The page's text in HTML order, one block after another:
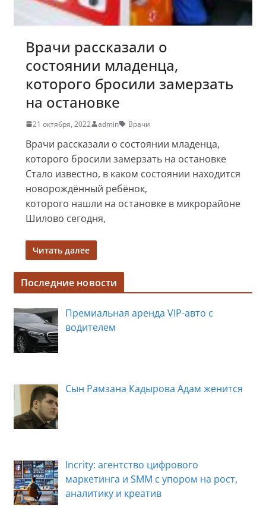
Врачи рассказали о
состоянии младенца,
которого бросили замерзать
на остановке
21 октября, 2022 admin Врачи
Врачи рассказали о состоянии младенца,
которого бросили замерзать на остановке
Стало известно, в каком состоянии находится
новорождённый ребёнок,
которого нашли на остановке в микрорайоне
Шилово сегодня,
Читать далее
Последние новости
Премиальная аренда VIP-авто с
водителем
Сын Рамзана Кадырова Адам женится
Incrity: агентство цифрового
маркетинга и SMM с упором на рост,
аналитику и креатив